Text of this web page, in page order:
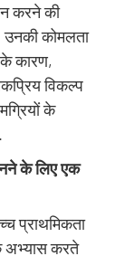
करने की
उनकी कोमलता
कारण,
विकल्प
के
के लिए एक
प्राथमिकता
अभ्यास करते